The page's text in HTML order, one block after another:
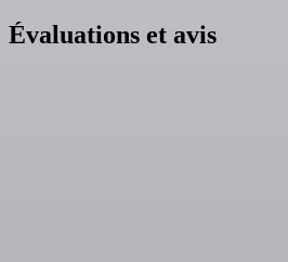
Évaluations et avis